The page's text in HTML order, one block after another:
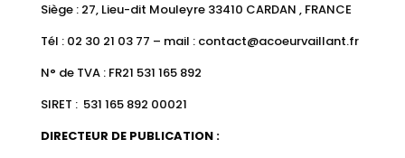
Siège : 27, Lieu-dit Mouleyre 33410 CARDAN , FRANCE
Tél : 02 30 21 03 77 – mail : contact@acoeurvaillant.fr
N° de TVA : FR21 531 165 892
SIRET : 531 165 892 00021
DIRECTEUR DE PUBLICATION :